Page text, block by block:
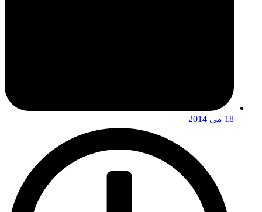
18 می 2014